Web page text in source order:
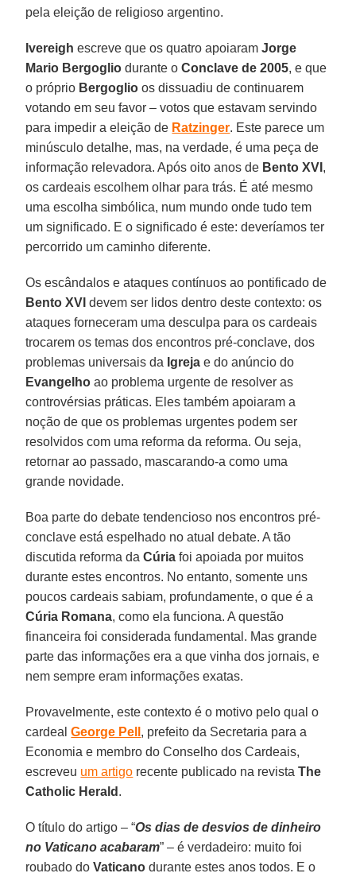
pela eleição de religioso argentino.
Ivereigh escreve que os quatro apoiaramJorge
Mario Bergoglio durante oConclave de 2005, e que
o próprio Bergoglio os dissuadiu de continuarem
votando em seu favor – votos que estavam servindo
para impedir a eleição de Ratzinger. Este parece um
minúsculo detalhe, mas, na verdade, é uma peça de
informação relevadora. Após oito anos de Bento XVI ,
os cardeais escolhem olhar para trás. É até mesmo
uma escolha simbólica, num mundo onde tudo tem
um significado. E o significado é este: deveríamos ter
percorrido um caminho diferente.
Os escândalos e ataques contínuos ao pontificado de
Bento XVI devem ser lidos dentro deste contexto: os
ataques forneceram uma desculpa para os cardeais
trocarem os temas dos encontros pré-conclave, dos
problemas universais da Igreja e do anúncio do
Evangelho ao problema urgente de resolver as
controvérsias práticas. Eles também apoiaram a
noção de que os problemas urgentes podem ser
resolvidos com uma reforma da reforma. Ou seja,
retornar ao passado, mascarando-a como uma
grande novidade.
Boa parte do debate tendencioso nos encontros pré-
conclave está espelhado no atual debate. A tão
discutida reforma da Cúria foi apoiada por muitos
durante estes encontros. No entanto, somente uns
poucos cardeais sabiam, profundamente, o que é a
Cúria Romana, como ela funciona. A questão
financeira foi considerada fundamental. Mas grande
parte das informações era a que vinha dos jornais, e
nem sempre eram informações exatas.
Provavelmente, este contexto é o motivo pelo qual o
cardealGeorge Pell , prefeito da Secretaria para a
Economia e membro do Conselho dos Cardeais,
escreveu um artigo recente publicado na revistaThe
Catholic Herald .
O título do artigo – “Os dias de desvios de dinheiro
no Vaticano acabaram” – é verdadeiro: muito foi
roubado doVaticano durante estes anos todos. E o